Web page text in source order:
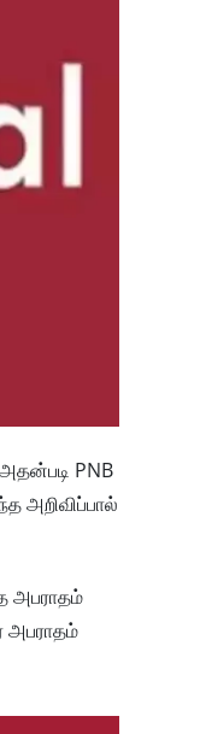
PNB
அறிவிப்பால்
அபராதம்
அபராதம்